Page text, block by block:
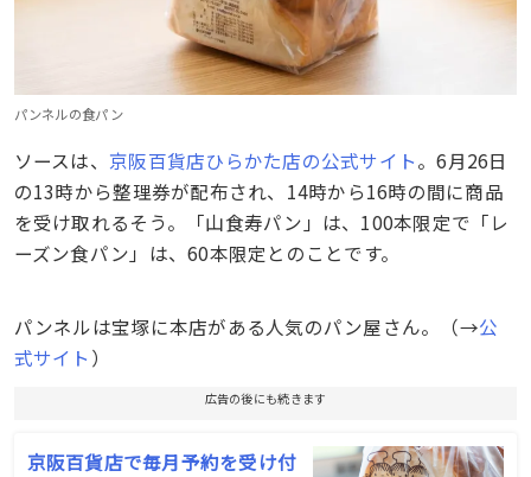
パンネルの食パン
ソースは、 京阪百貨店ひらかた店の公式サイト。6月26日
の13時から整理券が配布され、14時から16時の間に商品
を受け取れるそう。「山食寿パン」は、100本限定で「レ
ーズン食パン」は、60本限定とのことです。
パンネルは宝塚に本店がある人気のパン屋さん。（→公
式サイト ）
広告の後にも続きます
京阪百貨店で毎月予約を受け付